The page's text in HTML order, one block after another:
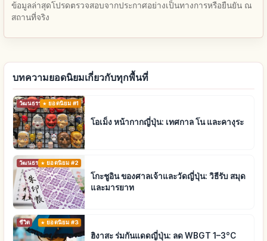
ข้อมูลล่าสุดโปรดตรวจสอบจากประกาศอย่างเป็นทางการหรือยืนยัน ณ
สถานที่จริง
บทความยอดนิยมเกี่ยวกับทุกพื้นที่
วัฒนธรรมดั้งเดิมยอดนิยม #1
โอเม็ง หน้ากากญี่ปุ่น: เทศกาล โน และคางุระ
วัฒนธรรมดั้งเดิมยอดนิยม #2
โกะชูอิน ของศาลเจ้าและวัดญี่ปุ่น: วิธีรับ สมุด
และมารยาท
ชีวิต ยอดนิยม #3
ฮิงาสะ ร่มกันแดดญี่ปุ่น: ลด WBGT 1–3°C